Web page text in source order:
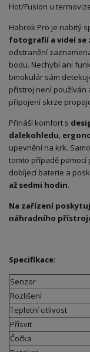
Hot/Fusion u
Habrok Pro je nabitý
fotografií a videí se
odstranění
bodu. Nechybí ani
binokulár sám
přístroj není používán
připojení skrze
Přináší komfort s
dalekohledu
upevnění na krk.
tomto případě
dobíjecí baterie a
až sedmi hodin.
Na zařízení
náhradního
Specifikace:
Senzor
Rozlišení
Teplotní citlivost
Přísvit
Čočka